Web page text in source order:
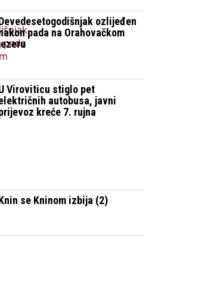
ozlijeđen
pada na Orahovačkom
Viroviticu stiglo pet
autobusa, javni
kreće 7. rujna
se Kninom izbija (2)